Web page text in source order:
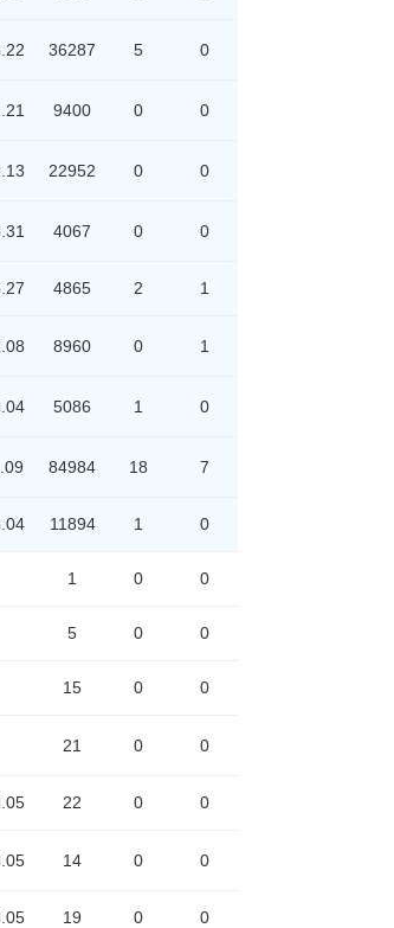
36287 5 0
9400 0 0
22952 0 0
4067 0 0
4865 2 1
8960 0 1
5086 1 0
84984 18 7
11894 1 0
1 0 0
5 0 0
15 0 0
21 0 0
22 0 0
14 0 0
19 0 0